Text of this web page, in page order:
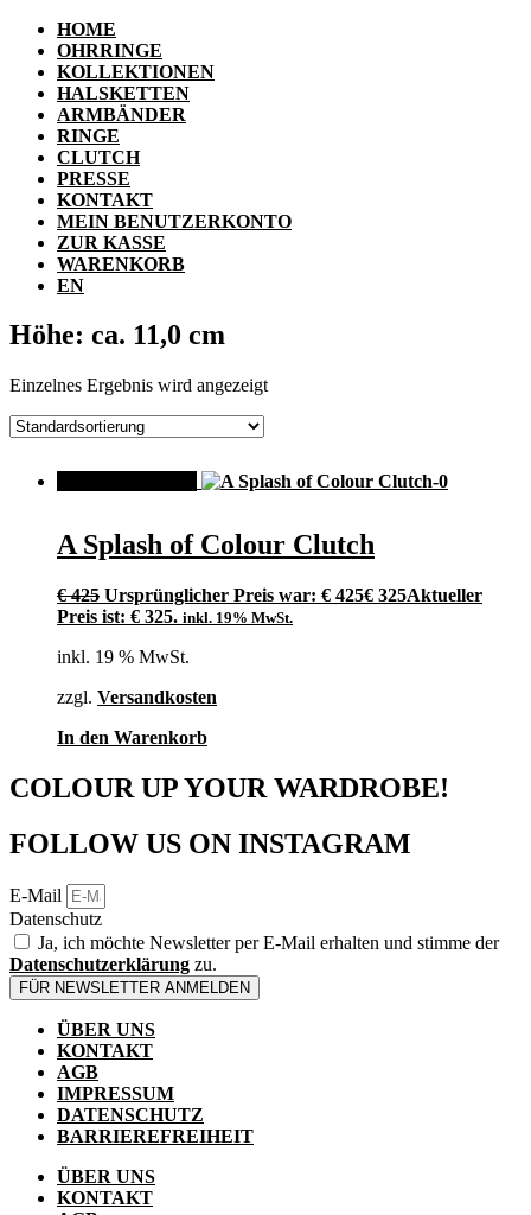
HOME
OHRRINGE
KOLLEKTIONEN
HALSKETTEN
ARMBÄNDER
RINGE
CLUTCH
PRESSE
KONTAKT
MEIN BENUTZERKONTO
ZUR KASSE
WARENKORB
EN
Höhe: ca. 11,0 cm
Einzelnes Ergebnis wird angezeigt
A Splash of Colour Clutch
€425 Ursprünglicher Preis war: € 425€ 325Aktueller
Preis ist: € 325. inkl. 19% MwSt.
inkl. 19 % MwSt.
zzgl. Versandkosten
In den Warenkorb
COLOUR UP YOUR WARDROBE!
FOLLOW US ON INSTAGRAM
E-Mail
Datenschutz
Ja, ich möchte Newsletter per E-Mail erhalten und stimme der
Datenschutzerklärung zu.
FÜR NEWSLETTER ANMELDEN
ÜBER UNS
KONTAKT
AGB
IMPRESSUM
DATENSCHUTZ
BARRIEREFREIHEIT
ÜBER UNS
KONTAKT